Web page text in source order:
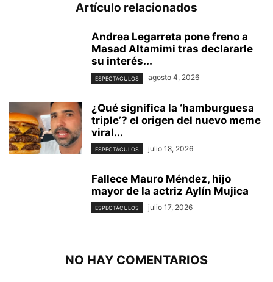
Artículo relacionados
Andrea Legarreta pone freno a
Masad Altamimi tras declararle
su interés...
ESPECTÁCULOS agosto 4, 2026
¿Qué significa la ‘hamburguesa
triple’? el origen del nuevo meme
viral...
ESPECTÁCULOS julio 18, 2026
Fallece Mauro Méndez, hijo
mayor de la actriz Aylín Mujica
ESPECTÁCULOS julio 17, 2026
NO HAY COMENTARIOS